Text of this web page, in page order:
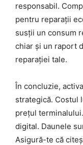
responsabil.
pentru reparații
susții un consum
chiar și un raport
reparației tale.
În concluzie,
strategică. Costul
prețul
digital. Daunele
Asigură-te că